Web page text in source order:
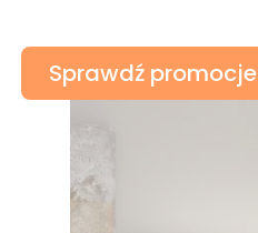
Sprawdź promocje